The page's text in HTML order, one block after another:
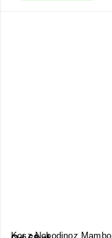
Kosz Nobodinoz Mambo